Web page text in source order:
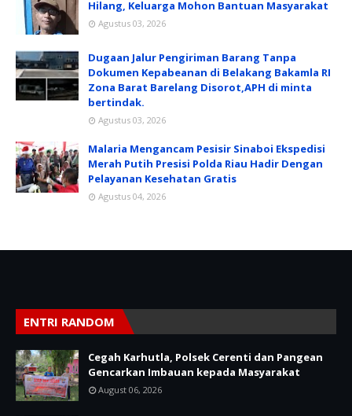
Hilang, Keluarga Mohon Bantuan Masyarakat
Agustus 03, 2026
Dugaan Jalur Pengiriman Barang Tanpa
Dokumen Kepabeanan di Belakang Bakamla RI
Zona Barat Barelang Disorot,APH di minta
bertindak.
Agustus 03, 2026
Malaria Mengancam Pesisir Sinaboi Ekspedisi
Merah Putih Presisi Polda Riau Hadir Dengan
Pelayanan Kesehatan Gratis
Agustus 04, 2026
ENTRI RANDOM
Cegah Karhutla, Polsek Cerenti dan Pangean
Gencarkan Imbauan kepada Masyarakat
August 06, 2026